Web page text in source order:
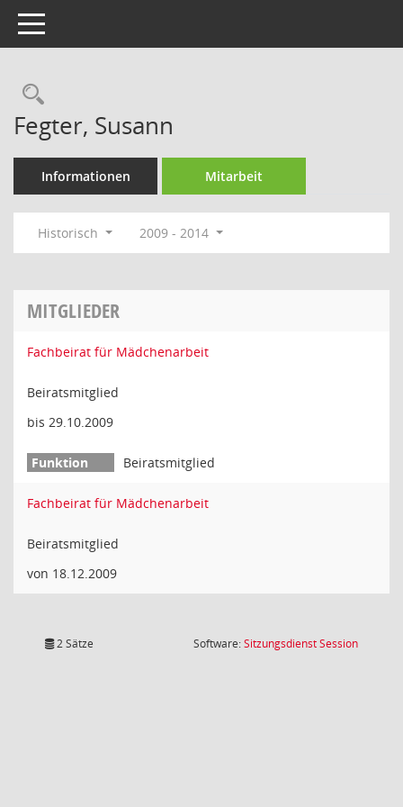
Toggle navigation
Rechercheauswahl
Fegter, Susann
Informationen Mitarbeit
Historisch 2009 - 2014
MITGLIEDER
Fachbeirat für Mädchenarbeit
Beiratsmitglied
bis 29.10.2009
Beiratsmitglied
Fachbeirat für Mädchenarbeit
Beiratsmitglied
von 18.12.2009
2 Sätze Software:SitzungsdienstSession(Wird in